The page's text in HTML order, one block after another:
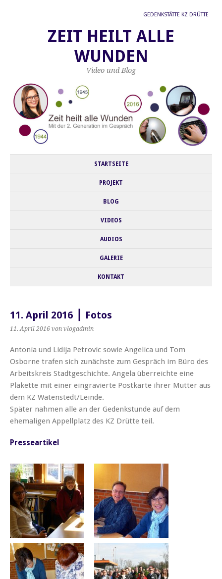
GEDENKSTÄTTE KZ DRÜTTE
ZEIT HEILT ALLE
WUNDEN
Video und Blog
STARTSEITE
PROJEKT
BLOG
VIDEOS
AUDIOS
GALERIE
KONTAKT
11. April 2016 ⎪ Fotos
11. April 2016 von vlogadmin
Antonia und Lidija Petrovic sowie Angelica und Tom
Osborne trafen sich zunächste zum Gespräch im Büro des
Arbeitskreis Stadtgeschichte. Angela überreichte eine
Plakette mit einer eingravierte Postkarte ihrer Mutter aus
dem KZ Watenstedt/Leinde.
Später nahmen alle an der Gedenkstunde auf dem
ehemaligen Appellplatz des KZ Drütte teil.
Presseartikel